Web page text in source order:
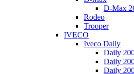
D-Max
Rodeo
Trooper
IVECO
Iveco Daily
Daily
Daily
Daily